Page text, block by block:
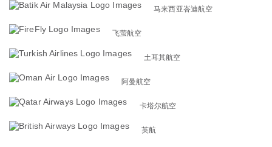
马来西亚峇迪航空
飞萤航空
土耳其航空
阿曼航空
卡塔尔航空
英航